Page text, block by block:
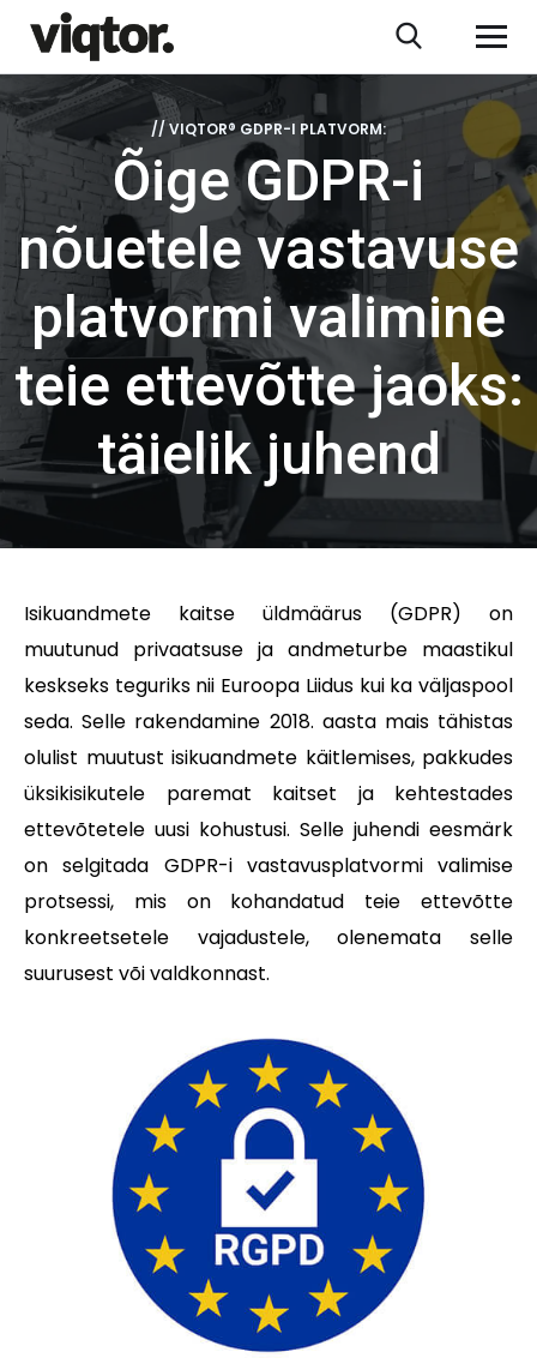
// VIQTOR® GDPR-I PLATVORM:
Õige GDPR-i
nõuetele vastavuse
platvormi valimine
teie ettevõtte jaoks:
täielik juhend
Isikuandmete kaitse üldmäärus (GDPR) on
muutunud privaatsuse ja andmeturbe maastikul
keskseks teguriks nii Euroopa Liidus kui ka väljaspool
seda. Selle rakendamine 2018. aasta mais tähistas
olulist muutust isikuandmete käitlemises, pakkudes
üksikisikutele paremat kaitset ja kehtestades
ettevõtetele uusi kohustusi. Selle juhendi eesmärk
on selgitada GDPR-i vastavusplatvormi valimise
protsessi, mis on kohandatud teie ettevõtte
konkreetsetele vajadustele, olenemata selle
suurusest või valdkonnast.